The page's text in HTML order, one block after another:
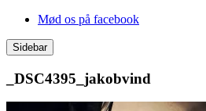
Videre
indhold
Mød os på facebook
Sidebar
_DSC4395_jakobvind